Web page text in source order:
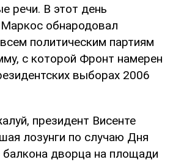
речи. В этот день
обнародовал
политическим партиям
с которой Фронт намерен
выборах 2006
президент Висенте
лозунги по случаю Дня
балкона дворца на площади